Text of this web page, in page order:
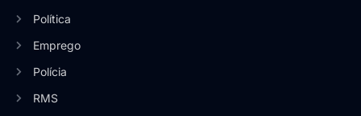
Política
Emprego
Polícia
RMS